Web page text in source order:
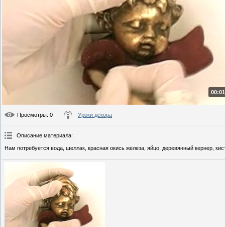
Просмотры: 0 Уроки декора
Описание материала:
Нам потребуется:вода, шеллак, красная окись железа, яйцо, деревянный кернер,